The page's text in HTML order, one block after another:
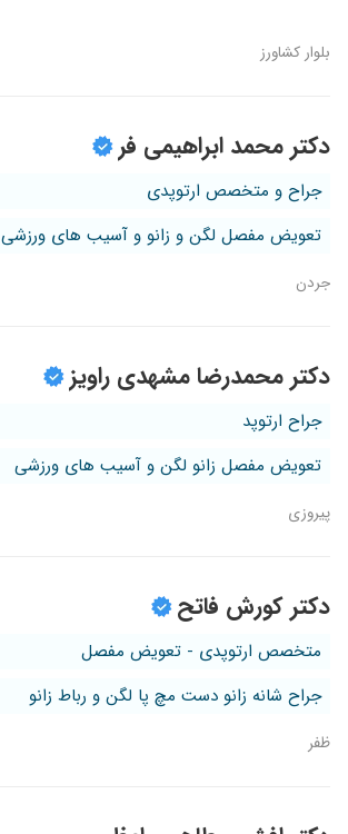
بلوار کشاورز
دکتر محمد ابراهیمی فر
جراح و متخصص ارتوپدی
تعویض مفصل لگن و زانو و آسیب های ورزشی
جردن
دکتر محمدرضا مشهدی راویز
جراح ارتوپد
تعویض مفصل زانو لگن و آسیب های ورزشی
پیروزی
دکتر کورش فاتح
متخصص ارتوپدی - تعویض مفصل
جراح شانه زانو دست مچ پا لگن و رباط زانو
ظفر